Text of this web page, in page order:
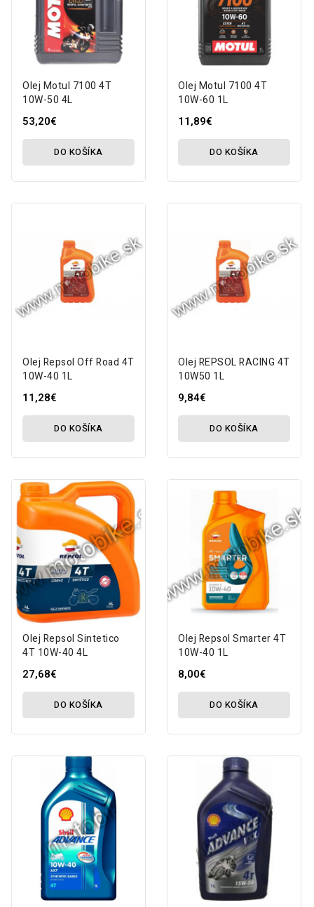
Olej Motul 7100 4T
10W-50 4L
53,20€
DO KOŠÍKA
Olej Motul 7100 4T
10W-60 1L
11,89€
DO KOŠÍKA
Olej Repsol Off Road 4T
10W-40 1L
11,28€
DO KOŠÍKA
Olej REPSOL RACING 4T
10W50 1L
9,84€
DO KOŠÍKA
Olej Repsol Sintetico
4T 10W-40 4L
27,68€
DO KOŠÍKA
Olej Repsol Smarter 4T
10W-40 1L
8,00€
DO KOŠÍKA